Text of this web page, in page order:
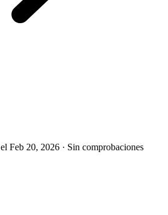
Feb 20, 2026 · Sin comprobaciones